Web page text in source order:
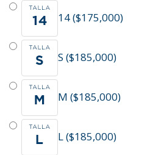
14 ($175,000)
S ($185,000)
M ($185,000)
L ($185,000)